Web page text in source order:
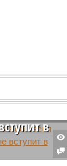
без
в
призвал не